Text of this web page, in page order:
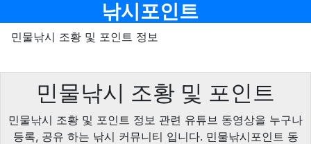
낚시포인트
민물낚시 조황 및 포인트 정보
민물낚시 조황 및 포인트
민물낚시 조황 및 포인트 정보 관련 유튜브 동영상을 누구나
등록, 공유 하는 낚시 커뮤니티 입니다. 민물낚시포인트 동